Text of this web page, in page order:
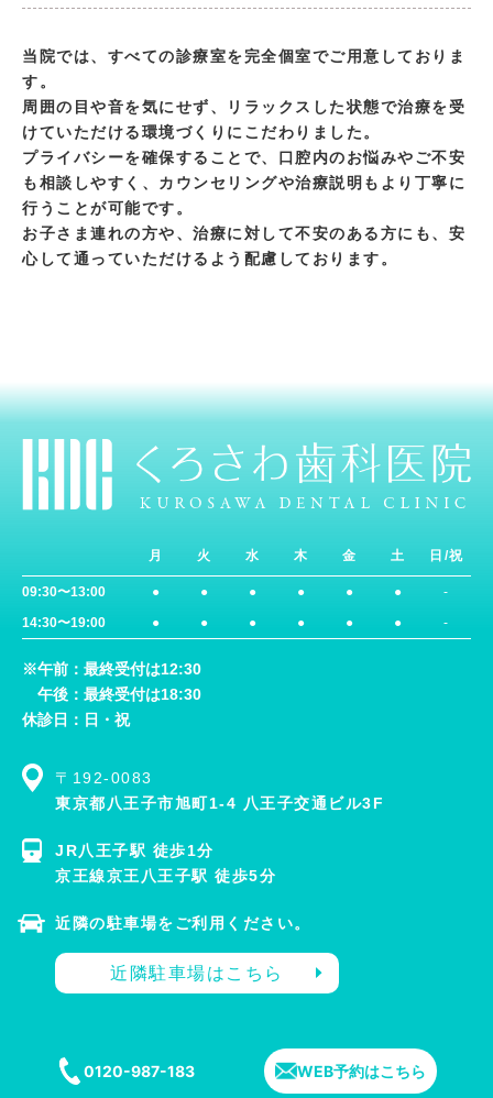
当院では、すべての診療室を完全個室でご用意しておりま
す。
周囲の目や音を気にせず、リラックスした状態で治療を受
けていただける環境づくりにこだわりました。
プライバシーを確保することで、口腔内のお悩みやご不安
も相談しやすく、カウンセリングや治療説明もより丁寧に
行うことが可能です。
お子さま連れの方や、治療に対して不安のある方にも、安
心して通っていただけるよう配慮しております。
月 火 水 木 金 土 日/祝
09:30〜13:00 ● ● ● ● ● ●
-
14:30〜19:00
● ● ● ● ● ● -
※午前：最終受付は12:30
午後：最終受付は18:30
休診日：日・祝
〒192-0083
東京都八王子市旭町1-4 八王子交通ビル3F
JR八王子駅 徒歩1分
京王線京王八王子駅 徒歩5分
近隣の駐車場をご利用ください。
近隣駐車場はこちら
0120-987-183 WEB予約はこちら